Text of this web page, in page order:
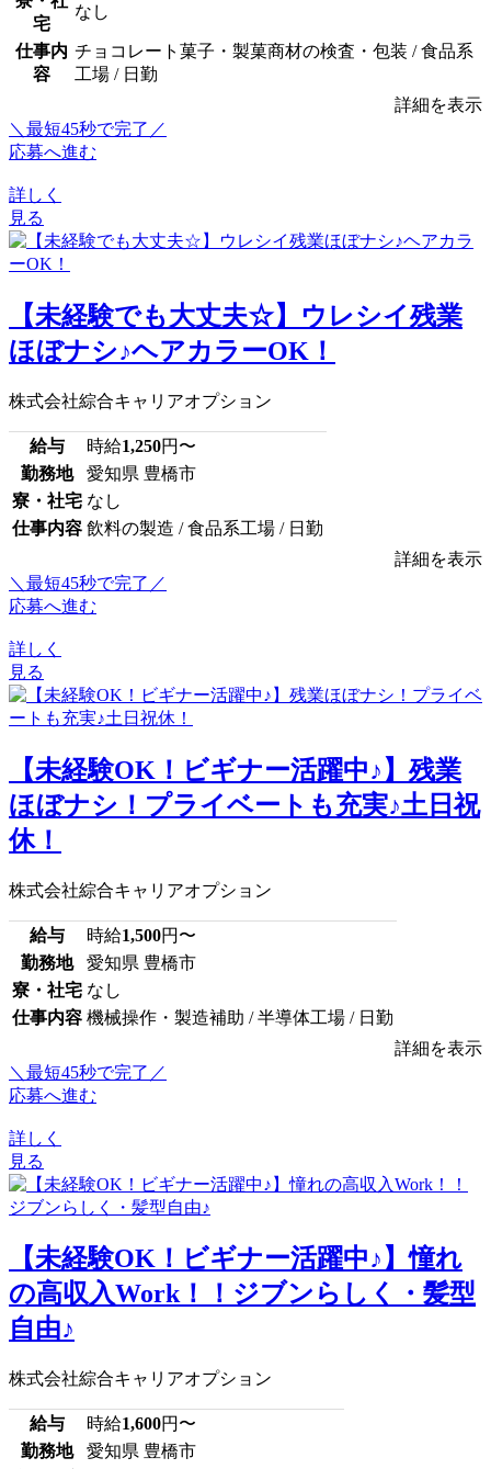
宅
なし
仕事内
容
チョコレート菓子・製菓商材の検査・包装 / 食品系
工場 / 日勤
詳細を表示
＼最短45秒で完了／
応募へ進む
詳しく
見る
【未経験でも大丈夫☆】ウレシイ残業
ほぼナシ♪ヘアカラーOK！
株式会社綜合キャリアオプション
給与 時給1,250円〜
勤務地
愛知県 豊橋市
寮・社宅 なし
仕事内容 飲料の製造 / 食品系工場 / 日勤
詳細を表示
＼最短45秒で完了／
応募へ進む
詳しく
見る
【未経験OK！ビギナー活躍中♪】残業
ほぼナシ！プライベートも充実♪土日祝
休！
株式会社綜合キャリアオプション
給与 時給1,500円〜
勤務地
愛知県 豊橋市
寮・社宅 なし
仕事内容 機械操作・製造補助 / 半導体工場 / 日勤
詳細を表示
＼最短45秒で完了／
応募へ進む
詳しく
見る
【未経験OK！ビギナー活躍中♪】憧れ
の高収入Work！！ジブンらしく・髪型
自由♪
株式会社綜合キャリアオプション
給与 時給1,600円〜
勤務地
愛知県 豊橋市